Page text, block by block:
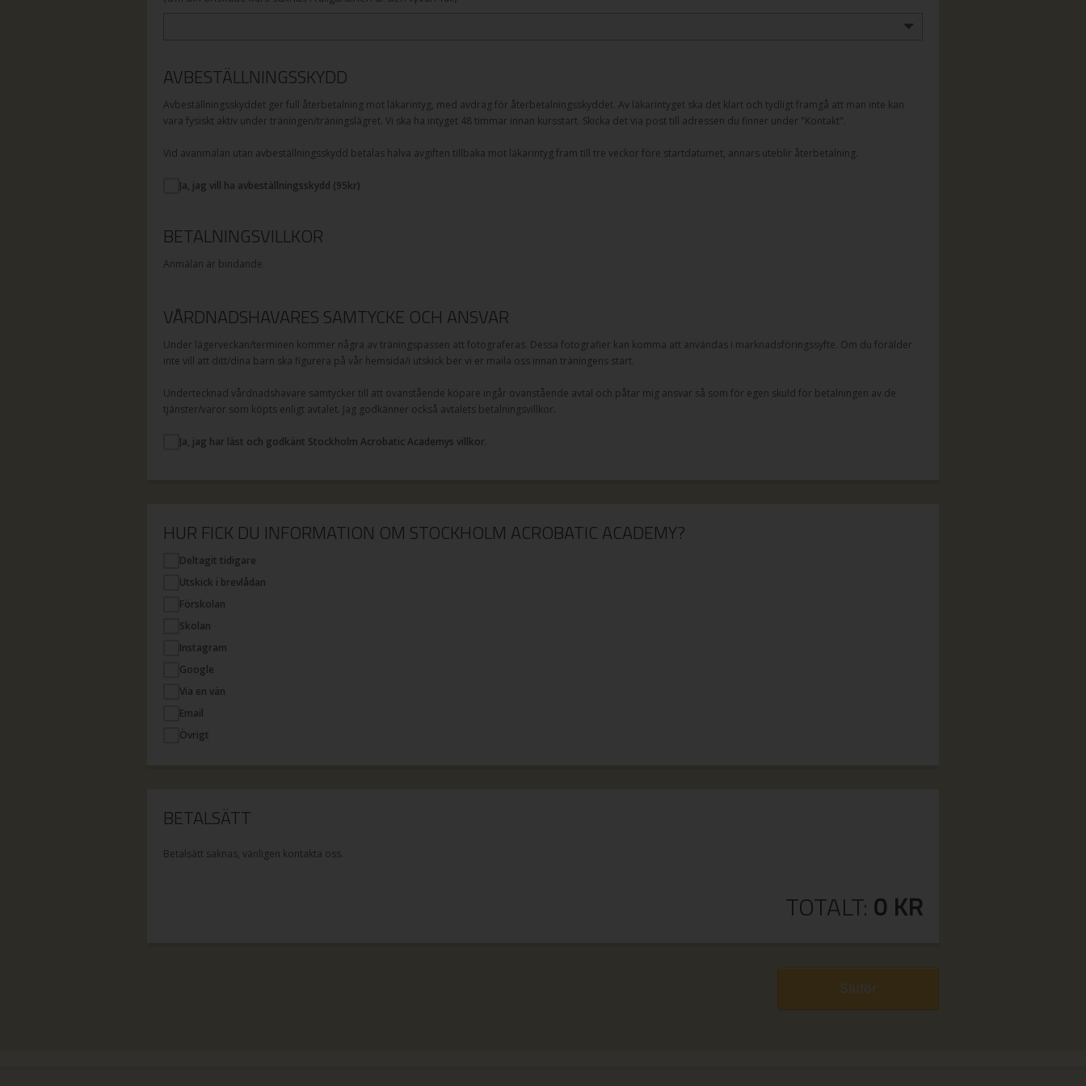
AVBESTÄLLNINGSSKYDD
Avbeställningsskyddet ger full återbetalning mot läkarintyg, med avdrag för återbetalningsskyddet. Av läkarintyget ska det klart och tydligt framgå att man inte kan
vara fysiskt aktiv under träningen/träningslägret. Vi ska ha intyget 48 timmar innan kursstart. Skicka det via post till adressen du finner under "Kontakt".
Vid avanmälan utan avbeställningsskydd betalas halva avgiften tillbaka mot läkarintyg fram till tre veckor före startdatumet, annars uteblir återbetalning.
Ja, jag vill ha avbeställningsskydd (95kr)
BETALNINGSVILLKOR
Anmälan är bindande.
VÅRDNADSHAVARES SAMTYCKE OCH ANSVAR
Under lägerveckan/terminen kommer några av träningspassen att fotograferas. Dessa fotografier kan komma att användas i marknadsföringssyfte. Om du förälder
inte vill att ditt/dina barn ska figurera på vår hemsida/i utskick ber vi er maila oss innan träningens start.
Undertecknad vårdnadshavare samtycker till att ovanstående köpare ingår ovanstående avtal och påtar mig ansvar så som för egen skuld för betalningen av de
tjänster/varor som köpts enligt avtalet. Jag godkänner också avtalets betalningsvillkor.
Ja, jag har läst och godkänt Stockholm Acrobatic Academys villkor.
HUR FICK DU INFORMATION OM STOCKHOLM ACROBATIC ACADEMY?
Deltagit tidigare
Utskick i brevlådan
Förskolan
Skolan
Instagram
Google
Via en vän
Email
Övrigt
BETALSÄTT
Betalsätt saknas, vänligen kontakta oss.
TOTALT: 0 KR